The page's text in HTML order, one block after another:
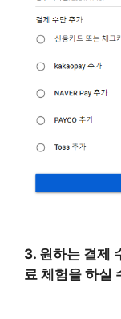
3. 원하는 결제
료 체험을 하실